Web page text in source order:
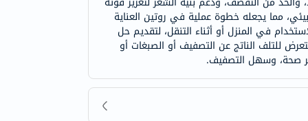
مما يجعله خطوة عملية في روتين العناية
الطويل. تأتي العبوة بسعة 150 ملل، مما يجعلها مريحة للاستخدام في المنزل أو أثناء التنقل، لتقديم حل
للتلف الناتج عن التصفيف أو الصبغات أو
صحة، وسهل التصفيف.